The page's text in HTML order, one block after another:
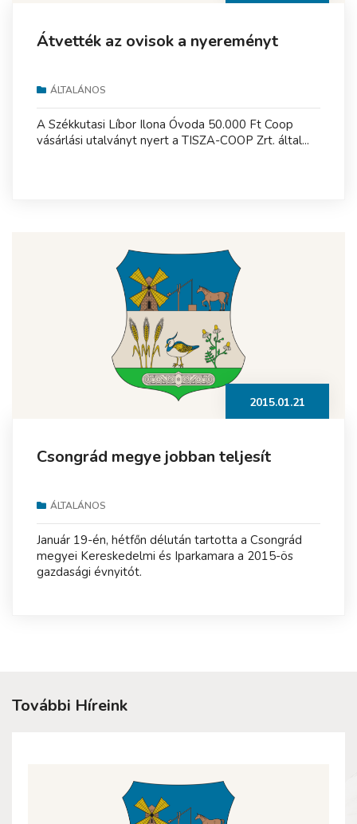
Átvették az ovisok a nyereményt
ÁLTALÁNOS
A Székkutasi Líbor Ilona Óvoda 50.000 Ft Coop
vásárlási utalványt nyert a TISZA-COOP Zrt. által...
2015.01.21
Csongrád megye jobban teljesít
ÁLTALÁNOS
Január 19-én, hétfőn délután tartotta a Csongrád
megyei Kereskedelmi és Iparkamara a 2015-ös
gazdasági évnyitót.
További Híreink